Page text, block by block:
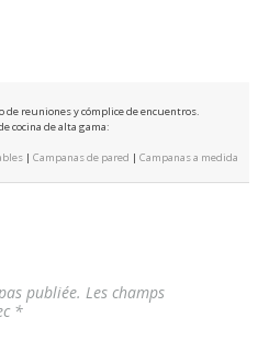
de reuniones y cómplice de encuentros.
cocina de alta gama:
| Campanas de pared | Campanas a medida
publiée. Les champs
*